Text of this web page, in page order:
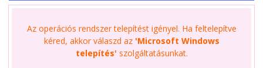
Az operációs rendszer telepítést igényel. Ha feltelepítve
kéred, akkor válaszd az 'Microsoft Windows
telepítés' szolgáltatásunkat.